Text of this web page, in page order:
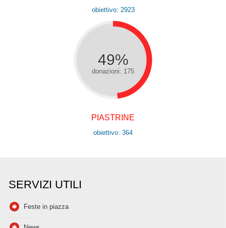
obiettivo: 2923
49%
donazioni: 175
PIASTRINE
obiettivo: 364
SERVIZI UTILI
Feste in piazza